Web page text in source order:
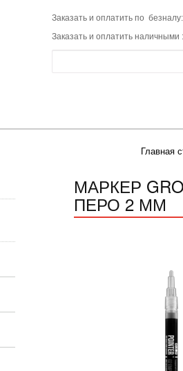
Заказать и оплатить по
Заказать и оплатить наличными
Главная
МАРКЕР
ПЕРО 2 ММ